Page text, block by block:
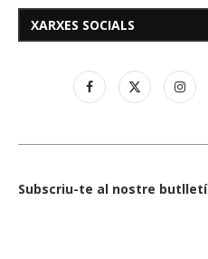
XARXES SOCIALS
Subscriu-te al nostre butlletí